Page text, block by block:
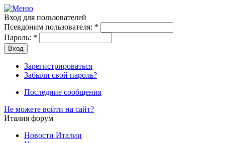
Вход для пользователей
Псевдоним пользователя: *
Пароль: *
Зарегистрироваться
Забыли свой пароль?
Последние сообщения
Не можете войти на сайт?
Италия форум
Новости Италии